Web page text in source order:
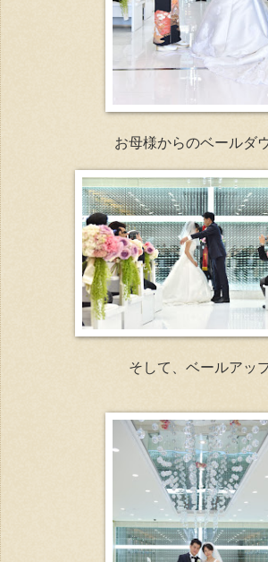
お母様からのベールダ
そして、ベールアッ